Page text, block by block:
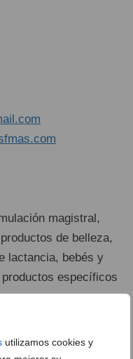
utilizamos cookies y
magistral,
de belleza,
lactancia, bebés y
específicos